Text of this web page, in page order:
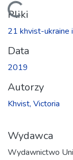
Ładowanie...
Pliki
21 khvist-ukraine
Data
2019
Autorzy
Khvist, Victoria
Wydawca
Wydawnictwo